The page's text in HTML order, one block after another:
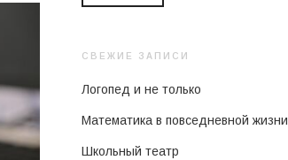
СВЕЖИЕ ЗАПИСИ
Логопед и не только
Математика в повседневной жизни
Школьный театр